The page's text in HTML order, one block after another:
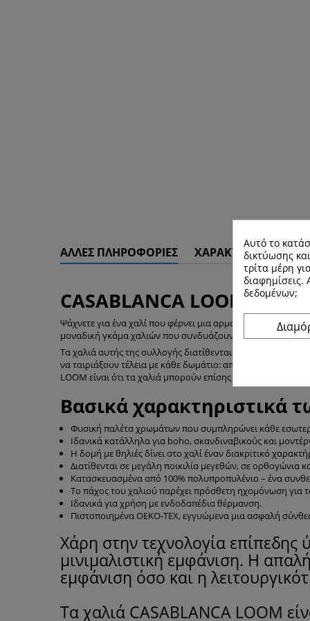
ΆΛΛΕΣ ΠΛΗΡΟΦΟΡΊΕΣ ΧΑΡΑΚΤΗΡΙΣΤΙΚΆ
CASABLANCA LOOM –
Ψάχνετε για ένα χαλί που φέρνει μια αρμονική παλέτα
μοναδική γκάμα χαλιών που συνδυάζουν την αισθητική με
Τα χαλιά αυτής της συλλογής διατίθενται σε διακριτικές
να ταιριάξουν τέλεια με κάθε δωμάτιο: από το σαλόνι και
LOOM είναι ότι τα χαλιά μπορούν επίσης να
Βασικά χαρακτηριστικά
Φυσική παλέτα χρωμάτων που συμπληρώνει κάθε
Ιδανικά κατάλληλα για boho, σκανδιναβικούς και
Η δομή με θηλιές δίνει στο χαλί έναν διακριτικό
Διατίθενται σε μεγάλη ποικιλία μεγεθών, σε ορθογώνια
Κατασκευασμένα από 100% πολυπροπυλένιο – ένα
Το πάχος του χαλιού παρέχει πρόσθετη ηχομόνωση για
Ιδανικά για χρήση με ενδοδαπέδια θέρμανση.
Πιστοποιημένα OEKO-TEX, εγγυώμενα μια ασφαλή
Χάρη στην τεχνολογία
μινιμαλιστική εμφάνιση. Η
εμφάνιση όσο και η
Τα χαλιά CASABLANCA LOOM
Αυτό το
δικτύωσης
τρίτα μέρη
δεδομένων;